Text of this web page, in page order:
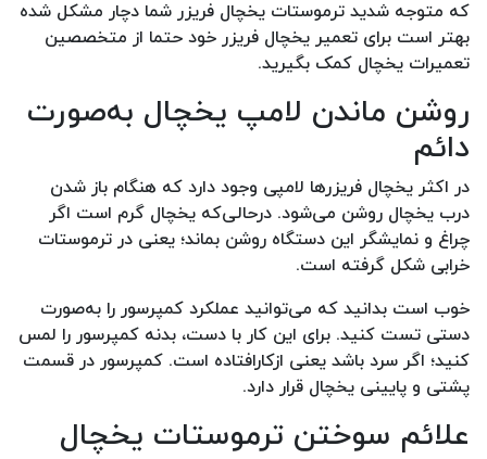
که متوجه شدید ترموستات یخچال فریزر شما دچار مشکل شده
بهتر است برای تعمیر یخچال فریزر خود حتما از متخصصین
تعمیرات یخچال کمک بگیرید.
روشن ماندن لامپ یخچال به‌صورت
دائم
در اکثر یخچال فریزرها لامپی وجود دارد که هنگام باز شدن
درب یخچال روشن می‌شود. درحالی‌که یخچال گرم است اگر
چراغ و نمایشگر این دستگاه روشن بماند؛ یعنی در ترموستات
خرابی شکل گرفته است.
خوب است بدانید که می‌توانید عملکرد کمپرسور را به‌صورت
دستی تست کنید. برای این کار با دست، بدنه کمپرسور را لمس
کنید؛ اگر سرد باشد یعنی ازکارافتاده است. کمپرسور در قسمت
پشتی و پایینی یخچال قرار دارد.
علائم سوختن ترموستات یخچال